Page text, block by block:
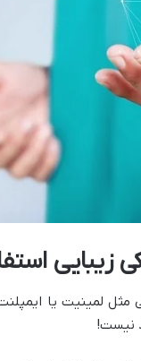
زیبایی
لمینیت یا ایمپلنت
نیست!